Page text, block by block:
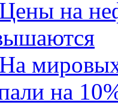
Цены на
На
на